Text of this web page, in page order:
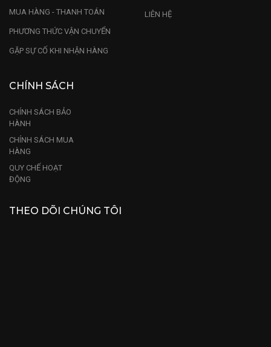
MUA HÀNG - THANH TOÁN
PHƯƠNG THỨC VẬN CHUYỂN
GẶP SỰ CỐ KHI NHẬN HÀNG
LIÊN HỆ
CHÍNH SÁCH
CHÍNH SÁCH BẢO
HÀNH
CHÍNH SÁCH MUA
HÀNG
QUY CHẾ HOẠT
ĐỘNG
THEO DÕI CHÚNG TÔI